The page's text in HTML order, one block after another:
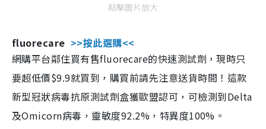
點擊圖片放大
fluorecare >>按此選購<<
網購平台鄰住買有售fluorecare的快速測試劑，現時只
要超低價$9.9就買到，購買前請先注意送貨時間！這款
新型冠狀病毒抗原測試劑盒獲歐盟認可，可檢測到Delta
及Omicorn病毒，靈敏度92.2%，特異度100%。